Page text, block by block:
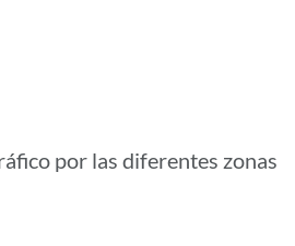
por las diferentes zonas